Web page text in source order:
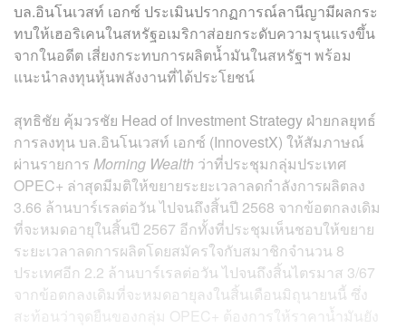
บล.อินโนเวสท์ เอกซ์ ประเมินปรากฏการณ์ลานีญามีผลกระ
ทบให้เฮอริเคนในสหรัฐอเมริกาส่อยกระดับความรุนแรงขึ้น
จากในอดีต เสี่ยงกระทบการผลิตน้ำมันในสหรัฐฯ พร้อม
แนะนำลงทุนหุ้นพลังงานที่ได้ประโยชน์
สุทธิชัย คุ้มวรชัย Head of Investment Strategy ฝ่ายกลยุทธ์
การลงทุน บล.อินโนเวสท์ เอกซ์ (InnovestX) ให้สัมภาษณ์
ผ่านรายการ Morning Wealth ว่าที่ประชุมกลุ่มประเทศ
OPEC+ ล่าสุดมีมติให้ขยายระยะเวลาลดกำลังการผลิตลง
3.66 ล้านบาร์เรลต่อวัน ไปจนถึงสิ้นปี 2568 จากข้อตกลงเดิม
ที่จะหมดอายุในสิ้นปี 2567 อีกทั้งที่ประชุมเห็นชอบให้ขยาย
ระยะเวลาลดการผลิตโดยสมัครใจกับสมาชิกจำนวน 8
ประเทศอีก 2.2 ล้านบาร์เรลต่อวัน ไปจนถึงสิ้นไตรมาส 3/67
จากข้อตกลงเดิมที่จะหมดอายุลงในสิ้นเดือนมิถุนายนนี้ ซึ่ง
สะท้อนว่าจุดยืนของกลุ่ม OPEC+ ต้องการให้ราคาน้ำมันยัง